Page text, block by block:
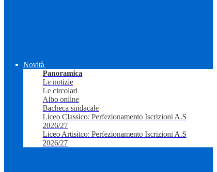
Novità
Panoramica
Le notizie
Le circolari
Albo online
Bacheca sindacale
Liceo Classico: Perfezionamento Iscrizioni A.S
2026/27
Liceo Artisitco: Perfezionamento Iscrizioni A.S
2026/27